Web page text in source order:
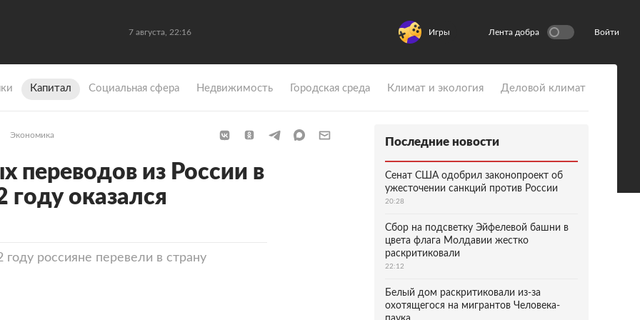
7 августа, 22:16 Игры Лента добра Войти
Капитал Социальная сфера Недвижимость Городская среда Климат и экология Деловой климат
Экономика
переводов из России в
году оказался
россияне перевели в страну
Последние новости
Сенат США одобрил законопроект об
ужесточении санкций против России
20:28
Сбор на подсветку Эйфелевой башни в
цвета флага Молдавии жестко
раскритиковали
22:12
Белый дом раскритиковали из-за
охотящегося на мигрантов Человека-